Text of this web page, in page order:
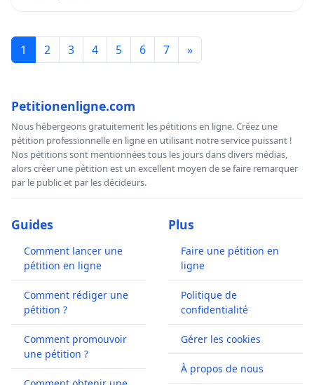
1 2 3 4 5 6 7 »
Petitionenligne.com
Nous hébergeons gratuitement les pétitions en ligne. Créez une
pétition professionnelle en ligne en utilisant notre service puissant !
Nos pétitions sont mentionnées tous les jours dans divers médias,
alors créer une pétition est un excellent moyen de se faire remarquer
par le public et par les décideurs.
Guides
Comment lancer une
pétition en ligne
Comment rédiger une
pétition ?
Comment promouvoir
une pétition ?
Plus
Faire une pétition en
ligne
Politique de
confidentialité
Gérer les cookies
À propos de nous